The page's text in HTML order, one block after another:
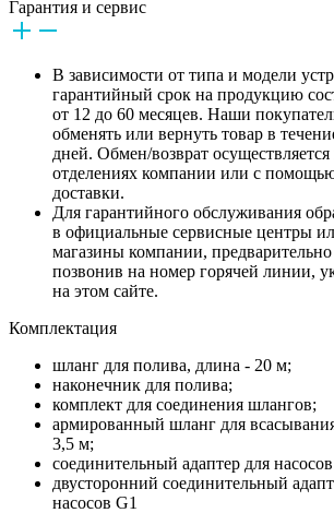
Гарантия и сервис
В зависимости от типа и модели
гарантийный срок на продукцию
от 12 до 60 месяцев. Наши
обменять или вернуть товар в
дней. Обмен/возврат осуществляется
отделениях компании или с
доставки.
Для гарантийного обслуживания
в официальные сервисные центры
магазины компании, предварительно
позвонив на номер горячей линии,
на этом сайте.
Комплектация
шланг для полива, длина - 20 м;
наконечник для полива;
комплект для соединения шлангов;
армированный шланг для
3,5 м;
соединительный адаптер для
двусторонний соединительный
насосов G1